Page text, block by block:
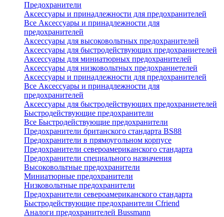
Предохранители
Аксессуары и принадлежности для предохранителей
Все Аксессуары и принадлежности для
предохранителей
Аксессуары для высоковольтных предохранителей
Аксессуары для быстродействующих предохраниетелей
Аксессуары для миниатюрных предохранителей
Аксессуары для низковольтных предохраниетелей
Аксессуары и принадлежности для предохранителей
Все Аксессуары и принадлежности для
предохранителей
Аксессуары для быстродействующих предохраниетелей
Быстродействующие предохранители
Все Быстродействующие предохранители
Предохранители британского стандарта BS88
Предохранители в прямоугольном корпусе
Предохранители североамериканского стандарта
Предохранители специального назначения
Высоковольтные предохранители
Миниатюрные предохранители
Низковольтные предохранители
Предохранители североамериканского стандарта
Быстродействующие предохранители Cfriend
Аналоги предохранителей Bussmann